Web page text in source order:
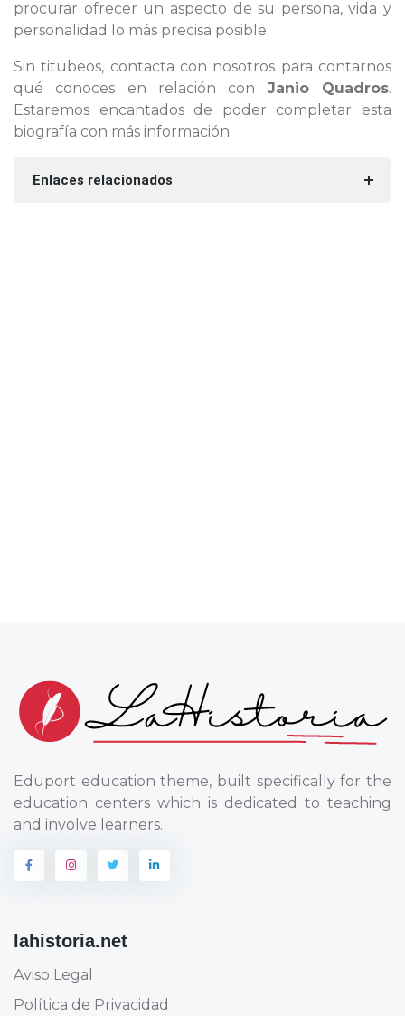
procurar ofrecer un aspecto de su persona, vida y
personalidad lo más precisa posible.
Sin titubeos, contacta con nosotros para contarnos
qué conoces en relación con Janio Quadros.
Estaremos encantados de poder completar esta
biografía con más información.
Enlaces relacionados
Eduport education theme, built specifically for the
education centers which is dedicated to teaching
and involve learners.
lahistoria.net
Aviso Legal
Política de Privacidad